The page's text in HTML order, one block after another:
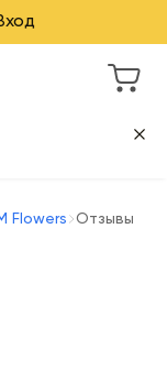
Flowers Отзывы